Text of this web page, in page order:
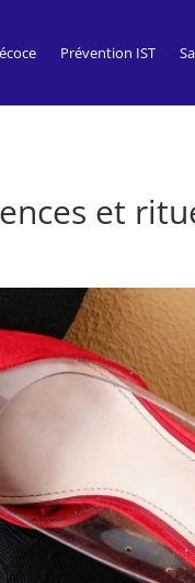
Prévention IST
et